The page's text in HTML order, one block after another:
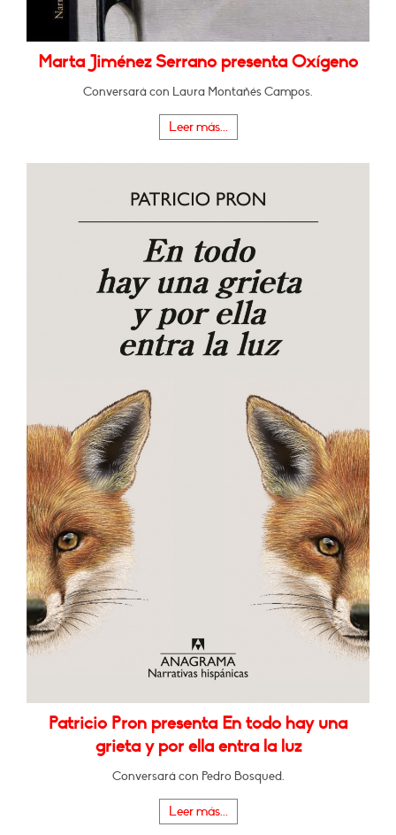
Marta Jiménez Serrano presenta Oxígeno
Conversará con Laura Montañés Campos.
Leer más...
Patricio Pron presenta En todo hay una
grieta y por ella entra la luz
Conversará con Pedro Bosqued.
Leer más...